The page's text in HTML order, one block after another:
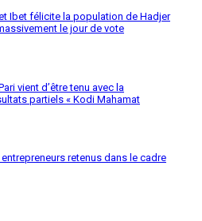
Ibet félicite la population de Hadjer
le jour de vote
vient d’être tenu avec la
partiels « Kodi Mahamat
retenus dans le cadre